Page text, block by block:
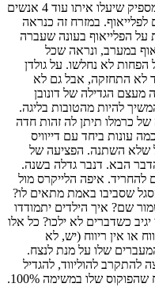
המיתוס הבסיסי סביב לברון ג'יימס הוא שמספיק שיעלו איתו עוד 4 אנשים
במזרח זה כנראה
על הפלייאוף בעונה שעברה
במערב, ונראה שכל
לא נחלשו. על גולדן
לא התחזקה, אבל גם לא
הגדילה של דונובן
להיות מהטובות בליגה.
כרמלו תיתן לה זהות חדה
עונות ביחד עם דייוויס
שלא השתנה. הפציעה של
הבא. דנבר גדלה בשנה.
איפה הלייקרס מול
שסביבו באמת מתאים לו?
שם? איך הילדים יתמודדו
כשדברים לא ילכו? כל אלו
או אין ריווח (יש, לא
שלו על מנת לנצח.
להתקרב להוליווד, להגדיל
שלו במשימה 100%.